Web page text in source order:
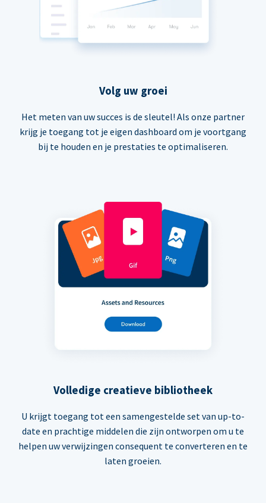
Volg uw groei
Het meten van uw succes is de sleutel! Als onze partner
krijg je toegang tot je eigen dashboard om je voortgang
bij te houden en je prestaties te optimaliseren.
Volledige creatieve bibliotheek
U krijgt toegang tot een samengestelde set van up-to-
date en prachtige middelen die zijn ontworpen om u te
helpen uw verwijzingen consequent te converteren en te
laten groeien.